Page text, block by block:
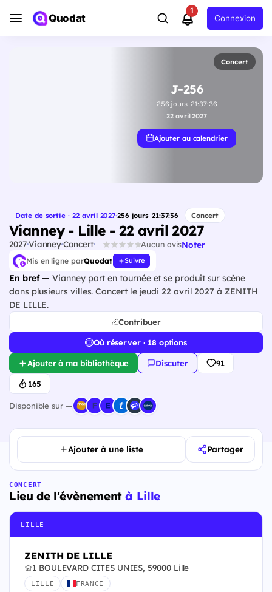
Quodat
1
Connexion
Concert
J-256
256 jours 21:37:35
22 avril 2027
Ajouter au calendrier
Date de sortie · 22 avril 2027·256 jours 21:37:35 Concert
Vianney - Lille - 22 avril 2027
2027VianneyConcert Aucun avisNoter
Mis en ligne parQuodat Suivre
En bref — Vianney part en tournée et se produit sur scène
dans plusieurs villes. Concert le jeudi 22 avril 2027 à ZENITH
DE LILLE.
Contribuer
Où réserver · 18 options
Ajouter à ma bibliothèque Discuter 91
165
Disponible sur —
Ajouter à une liste Partager
CONCERT
Lieu de l'évènementà Lille
LILLE
ZENITH DE LILLE
1 BOULEVARD CITES UNIES, 59000 Lille
LILLE FRANCE